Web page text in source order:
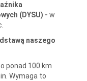
(DYSU) - w
naszego
ponad 100 km
Wymaga to